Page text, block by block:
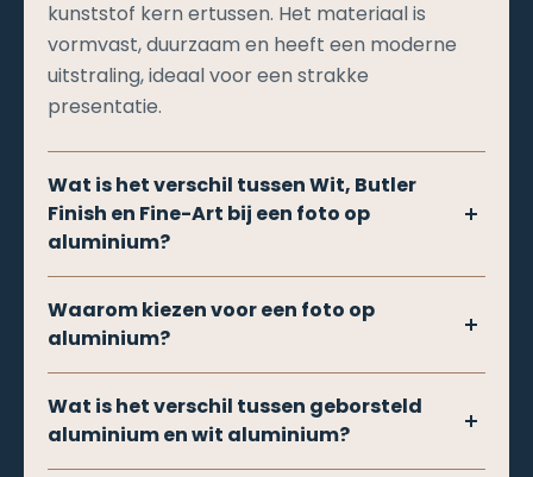
kunststof kern ertussen. Het materiaal is
vormvast, duurzaam en heeft een moderne
uitstraling, ideaal voor een strakke
presentatie.
Wat is het verschil tussen Wit, Butler
Finish en Fine-Art bij een foto op
aluminium?
toplaag van het aluminium. Dit zorgt voor
heldere kleuren, scherpe details en een matte,
foto.
Butler Finish: De foto wordt direct op
Waarom kiezen voor een foto op
aluminium?
uitstraling. Het oppervlak is glad en zorgt voor
haarscherpe details en diepe kleuren.
Wat is het verschil tussen geborsteld
aluminium en wit aluminium?